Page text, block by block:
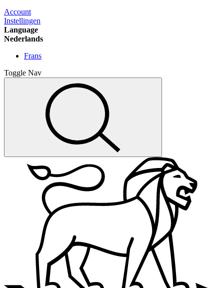
Account
Instellingen
Language
Nederlands
Frans
Toggle Nav